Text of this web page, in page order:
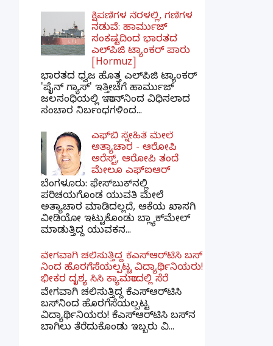
ಕ್ಷಿಪಣಿಗಳ ನೆರಳಲ್ಲಿ, ಗಣಿಗಳ
ನಡುವೆ: ಹಾರ್ಮುಜ್
ಸಂಕಷ್ಟದಿಂದ ಭಾರತದ
ಎಲ್‌ಪಿಜಿ ಟ್ಯಾಂಕರ್ ಪಾರು
[Hormuz]
ಭಾರತದ ಧ್ವಜ ಹೊತ್ತ ಎಲ್‌ಪಿಜಿ ಟ್ಯಾಂಕರ್
'ಪೈನ್ ಗ್ಯಾಸ್' ಇತ್ತೀಚೆಗೆ ಹಾರ್ಮುಜ್
ಜಲಸಂಧಿಯಲ್ಲಿ ಇರಾನ್‌ನಿಂದ ವಿಧಿಸಲಾದ
ಸಂಚಾರ ನಿರ್ಬಂಧಗಳಿಂದ...
ಎಫ್‌ಬಿ ಸ್ನೇಹಿತೆ ಮೇಲೆ
ಅತ್ಯಾಚಾರ - ಆರೋಪಿ
ಅರೆಸ್ಟ್, ಆರೋಪಿ ತಂದೆ
ಮೇಲೂ ಎಫ್ಐಆರ್
ಬೆಂಗಳೂರು: ಫೇಸ್‌ಬುಕ್‌ನಲ್ಲಿ
ಪರಿಚಯಗೊಂಡ ಯುವತಿ ಮೇಲೆ
ಅತ್ಯಾಚಾರ ಮಾಡಿದಲ್ಲದೆ, ಆಕೆಯ ಖಾಸಗಿ
ವೀಡಿಯೋ ಇಟ್ಟುಕೊಂಡು ಬ್ಲ್ಯಾಕ್‌ಮೇಲ್
ಮಾಡುತ್ತಿದ್ದ ಯುವಕನ...
ವೇಗವಾಗಿ ಚಲಿಸುತ್ತಿದ್ದ ಕೆಎಸ್​ಆರ್​ಟಿಸಿ ಬಸ್​
ನಿಂದ ಹೊರಗೆಸೆಯಲ್ಪಟ್ಟ ವಿದ್ಯಾರ್ಥಿನಿಯರು!
ಭೀಕರ ದೃಶ್ಯ ಸಿಸಿ ಕ್ಯಾಮರಾದಲ್ಲಿ ಸೆರೆ
ವೇಗವಾಗಿ ಚಲಿಸುತ್ತಿದ್ದ ಕೆಎಸ್‌ಆರ್‌ಟಿಸಿ
ಬಸ್‌ನಿಂದ ಹೊರಗೆಸೆಯಲ್ಪಟ್ಟ
ವಿದ್ಯಾರ್ಥಿನಿಯರು! ಕೆಎಸ್‌ಆರ್‌ಟಿಸಿ ಬಸ್‌ನ
ಬಾಗಿಲು ತೆರೆದುಕೊಂಡು ಇಬ್ಬರು ವಿ...